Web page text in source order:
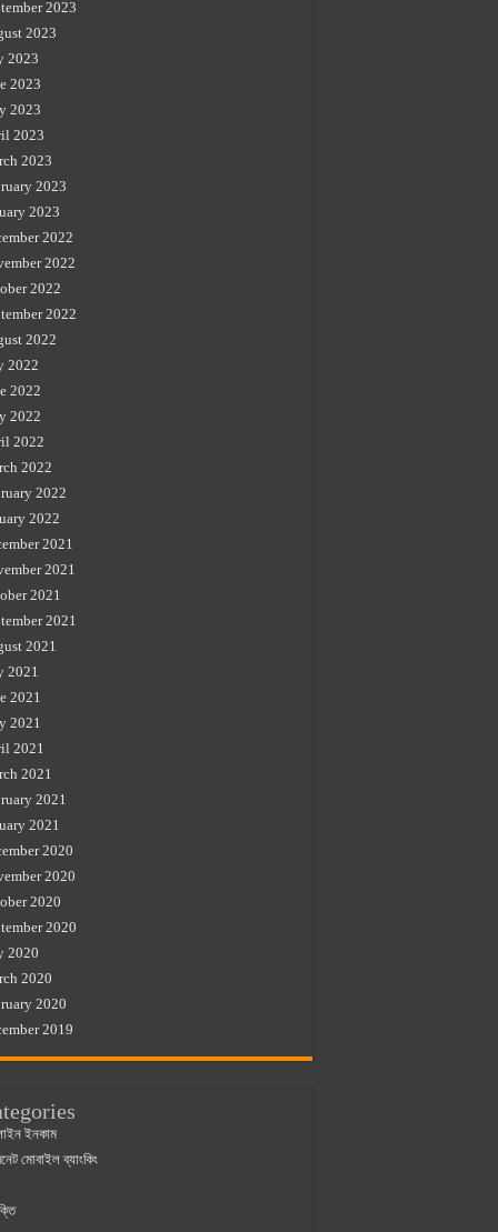
2023
2023
2023
2023
2023
2023
2023
2023
2023
2022
2022
2022
2022
2022
2022
2022
2022
2022
2022
2022
2022
2021
2021
2021
2021
2021
2021
2021
2021
2021
2021
2021
2021
2020
2020
2020
2020
2020
2020
2020
2019
ইনকাম
মোবাইল ব্যাংকিং